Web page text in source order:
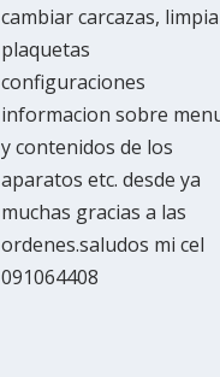
cambiar carcazas,
plaquetas
configuraciones
informacion sobre
y contenidos de los
aparatos etc. desde ya
muchas gracias a las
ordenes.saludos mi cel
091064408